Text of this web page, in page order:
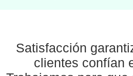
Satisfacción
clientes confían